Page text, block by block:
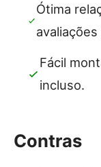
Ótima
Fácil
incluso.
Contras